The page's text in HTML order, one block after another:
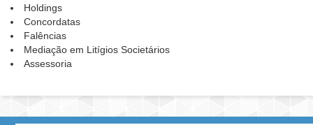
Holdings
Concordatas
Falências
Mediação em Litígios Societários
Assessoria